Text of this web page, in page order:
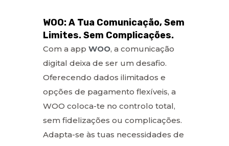
WOO: A Tua Comunicação, Sem
Limites. Sem Complicações.
Com a app WOO, a comunicação
digital deixa de ser um desafio.
Oferecendo dados ilimitados e
opções de pagamento flexíveis, a
WOO coloca-te no controlo total,
sem fidelizações ou complicações.
Adapta-se às tuas necessidades de